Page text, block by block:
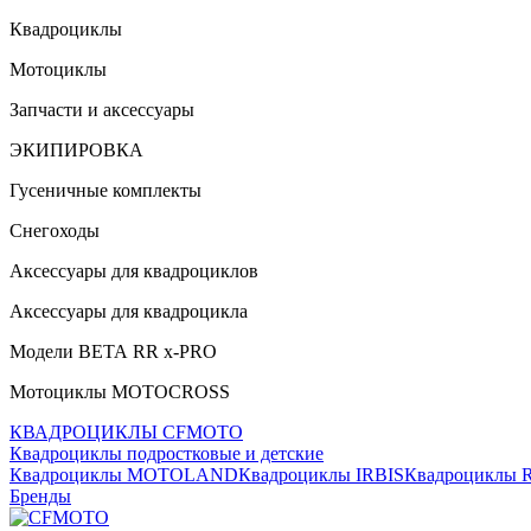
Квадроциклы
Мотоциклы
Запчасти и аксессуары
ЭКИПИРОВКА
Гусеничные комплекты
Снегоходы
Аксессуары для квадроциклов
Аксессуары для квадроцикла
Модели ВЕТА RR x-PRO
Мотоциклы MOTOCROSS
КВАДРОЦИКЛЫ CFMOTO
Квадроциклы подростковые и детские
Квадроциклы MOTOLANDКвадроциклы IRBISКвадроциклы
Бренды